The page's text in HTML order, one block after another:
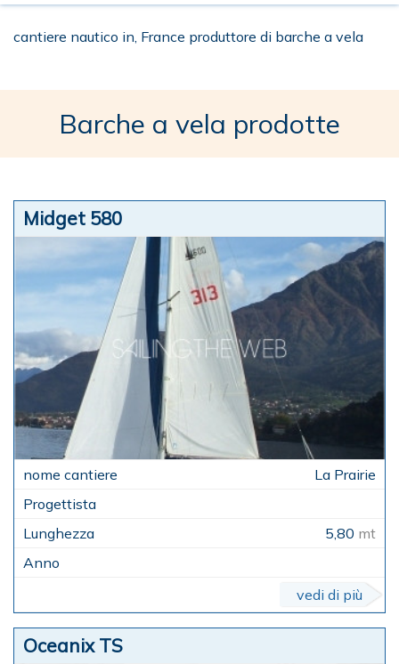
cantiere nautico in, France produttore di barche a vela
Barche a vela prodotte
Midget 580
La Prairie
5,80 mt
vedi di più
Oceanix TS